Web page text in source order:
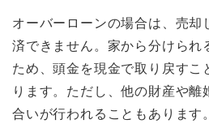
オーバーローンの場合は、売却
済できません。家から分けられ
ため、頭金を現金で取り戻すこ
ります。ただし、他の財産や離
合いが行われることもあります。